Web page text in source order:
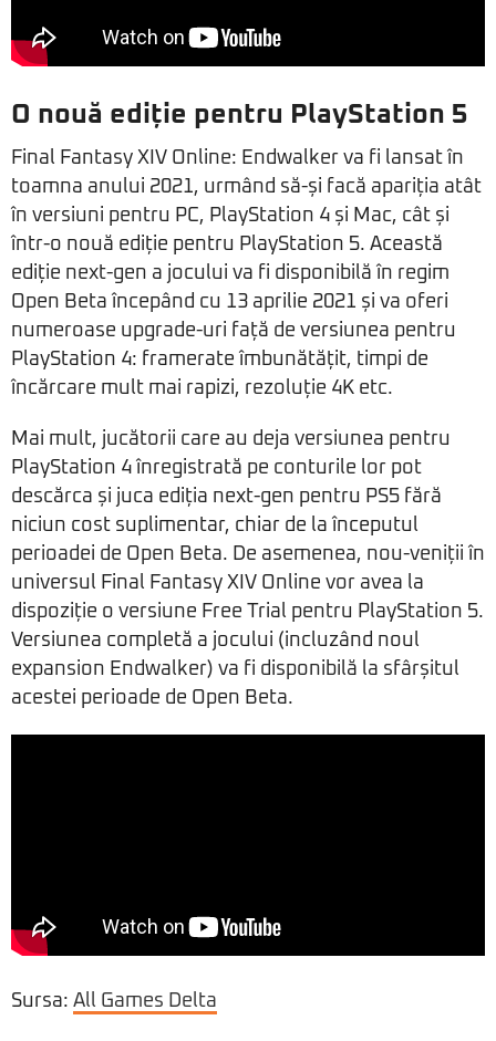
O nouă ediție pentru PlayStation 5
Final Fantasy XIV Online: Endwalker va fi lansat în
toamna anului 2021, urmând să-și facă apariția atât
în versiuni pentru PC, PlayStation 4 și Mac, cât și
într-o nouă ediție pentru PlayStation 5. Această
ediție next-gen a jocului va fi disponibilă în regim
Open Beta începând cu 13 aprilie 2021 și va oferi
numeroase upgrade-uri față de versiunea pentru
PlayStation 4: framerate îmbunătățit, timpi de
încărcare mult mai rapizi, rezoluție 4K etc.
Mai mult, jucătorii care au deja versiunea pentru
PlayStation 4 înregistrată pe conturile lor pot
descărca și juca ediția next-gen pentru PS5 fără
niciun cost suplimentar, chiar de la începutul
perioadei de Open Beta. De asemenea, nou-veniții în
universul Final Fantasy XIV Online vor avea la
dispoziție o versiune Free Trial pentru PlayStation 5.
Versiunea completă a jocului (incluzând noul
expansion Endwalker) va fi disponibilă la sfârșitul
acestei perioade de Open Beta.
Sursa: All Games Delta